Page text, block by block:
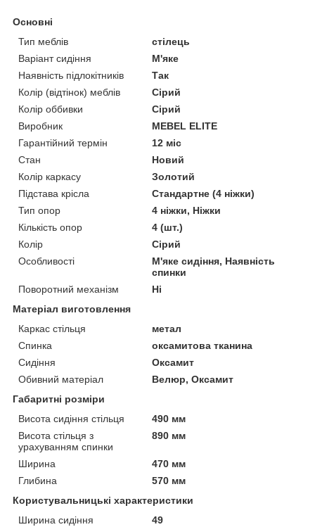
Основні
Тип меблів
стілець
Варіант сидіння
М'яке
Наявність підлокітників
Так
Колір (відтінок) меблів
Сірий
Колір оббивки
Сірий
Виробник
MEBEL ELITE
Гарантійний термін
12 міс
Стан
Новий
Колір каркасу
Золотий
Підстава крісла
Стандартне (4 ніжки)
Тип опор
4 ніжки, Ніжки
Кількість опор
4 (шт.)
Колір
Сірий
Особливості
М'яке сидіння, Наявність
спинки
Поворотний механізм
Ні
Матеріал виготовлення
Каркас стільця
метал
Спинка
оксамитова тканина
Сидіння
Оксамит
Обивний матеріал
Велюр, Оксамит
Габаритні розміри
Висота сидіння стільця
490 мм
Висота стільця з
урахуванням спинки
890 мм
Ширина
470 мм
Глибина
570 мм
Користувальницькі характеристики
Ширина сидіння
49